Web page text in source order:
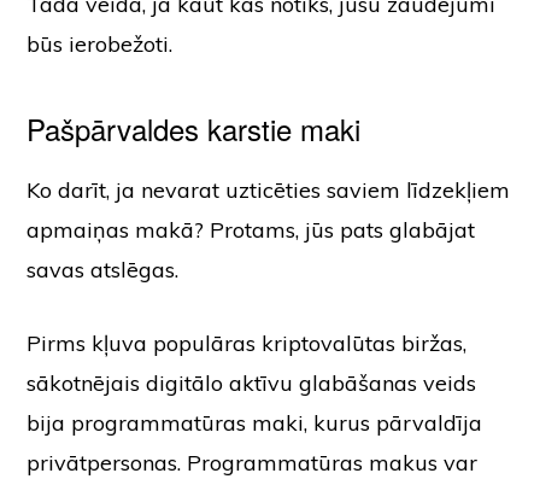
būs ierobežoti.
Pašpārvaldes karstie maki
Ko darīt, ja nevarat uzticēties saviem līdzekļiem
apmaiņas makā? Protams, jūs pats glabājat
savas atslēgas.
Pirms kļuva populāras kriptovalūtas biržas,
sākotnējais digitālo aktīvu glabāšanas veids
bija programmatūras maki, kurus pārvaldīja
privātpersonas. Programmatūras makus var